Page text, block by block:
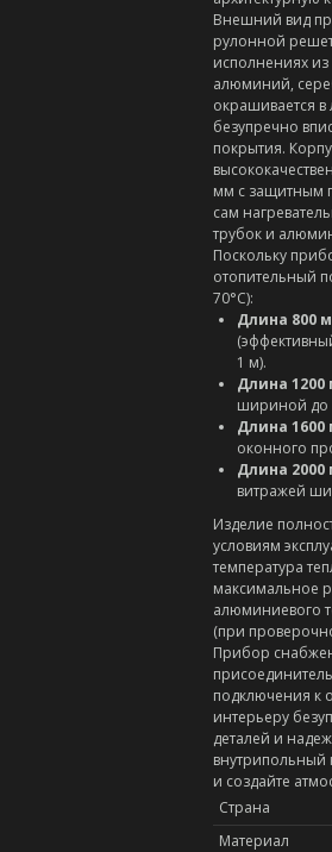
Внешний вид
рулонной
исполнениях
алюминий,
окрашивается в
безупречно
покрытия.
мм с защитным
сам
трубок и
Поскольку
отопительный
70°C):
Длина 800
1 м).
Длина 1200
шириной до
Длина 1600
оконного
Длина 2000
витражей
Изделие
условиям
температура
максимальное
алюминиевого
(при
Прибор
подключения к
интерьеру
деталей и
внутрипольный
и создайте
Страна
Материал